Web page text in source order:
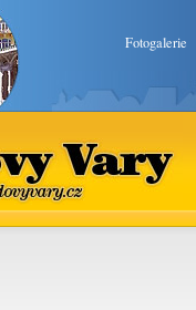
Fotogalerie
Vary